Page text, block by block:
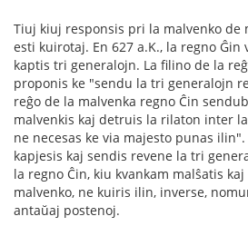
Tiuj kiuj responsis pri la malvenko de
esti kuirotaj. En 627 a.K., la regno Ĝin
kaptis tri generalojn. La filino de la
proponis ke "sendu la tri generalojn
reĝo de la malvenka regno Ĉin
malvenkis kaj detruis la rilaton inter
ne necesas ke via majesto punas
kapjesis kaj sendis revene la tri
la regno Ĉin, kiu kvankam malŝatis
malvenko, ne kuiris ilin, inverse,
antaŭaj postenoj.